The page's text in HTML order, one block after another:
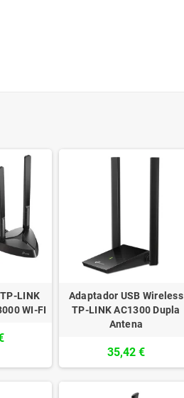
LINK
WI-FI
Adaptador USB Wireless
TP-LINK AC1300 Dupla
Antena
35,42 €